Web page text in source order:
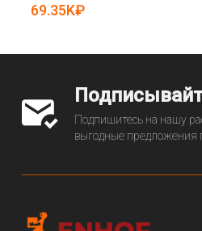
автоматическая (арт. 25-
69.35K₽
Подпишитесь на нашу
выгодные предложения